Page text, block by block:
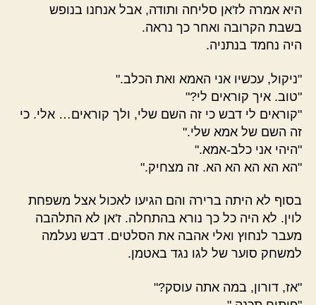
היא אמרה לז'אן סליחה ותודה, אבל אנחנו בנופש
בשבת הקרובה ואחר כך נראה.
היה נחמד בנתניה.
"ניקול, עכשיו אני האמא ואת הכלב."
"טוב. איך קוראים לי?"
"קוראים לי דבש כי זה השם שלי, ולך קוראים… אלי. כי
זה השם של אמא שלי."
"היהי אני כלב-אמא."
"הא הא הא הא הא. זה מצחיק."
בסוף לא היתה ברירה והם הגיעו לאכול אצל משפחת
לוין. לא היה כל כך נורא בהתחלה. ז'אן לא התלהבה
מעבר לנחוץ ואלי אהבה את הסלטים. דבש נעלמה
למשחק סוער של לגו נגד באטמן.
"אז, דורון, במה אתה עוסק?"